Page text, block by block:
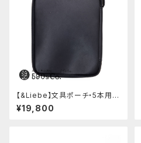
【&Liebe】文具ポーチ・5本用
(スムースブラック)
¥19,800